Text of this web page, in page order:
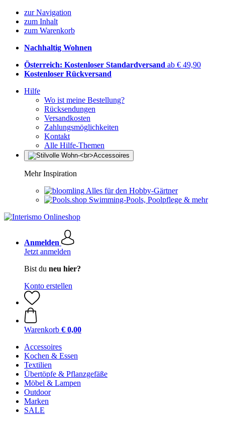
zur Navigation
zum Inhalt
zum Warenkorb
Nachhaltig Wohnen
Österreich: Kostenloser Standardversand ab € 49,90
Kostenloser Rückversand
Hilfe
Wo ist meine Bestellung?
Rücksendungen
Versandkosten
Zahlungsmöglichkeiten
Kontakt
Alle Hilfe-Themen
Mehr Inspiration
Alles für den Hobby-Gärtner
Swimming-Pools, Poolpflege & mehr
Anmelden
Jetzt anmelden
Bist du neu hier?
Konto erstellen
Warenkorb € 0,00
Accessoires
Kochen & Essen
Textilien
Übertöpfe & Pflanzgefäße
Möbel & Lampen
Outdoor
Marken
SALE